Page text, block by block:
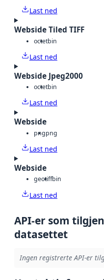
Last ned
Webside Tiled TIFF
octetbin
Last ned
Webside Jpeg2000
octetbin
Last ned
Webside
pngpng
Last ned
Webside
geotiffbin
Last ned
API-er som
datasettet
Ingen registrerte API-er